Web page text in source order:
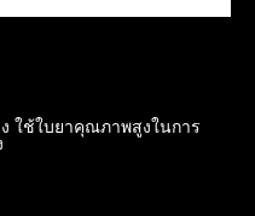
ใช้ใบยาคุณภาพสูงในการ